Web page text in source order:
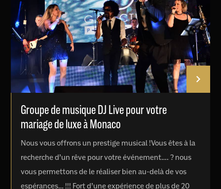
Groupe de musique DJ Live pour votre
mariage de luxe à Monaco
Nous vous offrons un prestige musical !Vous êtes à la
recherche d’un rêve pour votre événement…. ? nous
vous permettons de le réaliser bien au-delà de vos
espérances… !!! Fort d’une expérience de plus de 20